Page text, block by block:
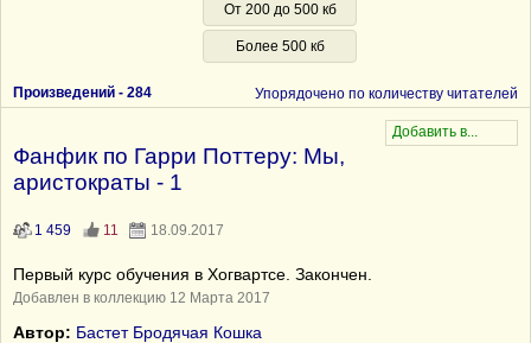
От 200 до 500 кб
Более 500 кб
Произведений - 284 Упорядочено по количеству читателей
Фанфик по Гарри Поттеру: Мы,
аристократы - 1
1 459 11 18.09.2017
Первый курс обучения в Хогвартсе. Закончен.
Добавлен в коллекцию 12 Марта 2017
Автор: Бастет Бродячая Кошка